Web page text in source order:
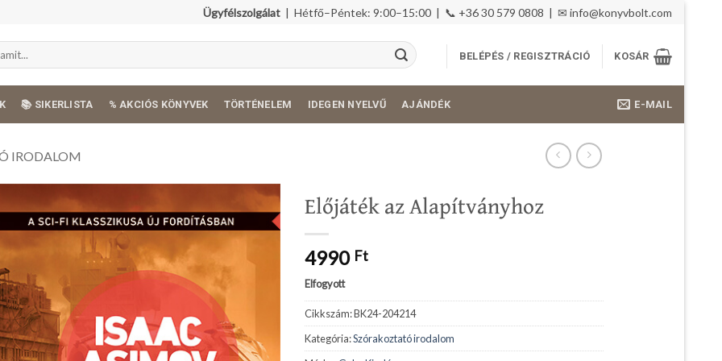
Ügyfélszolgálat | Hétfő–Péntek: 9:00–15:00 | 📞 +36 30 579 0808 | ✉ info@konyvbolt.com
BELÉPÉS / REGISZTRÁCIÓ KOSÁR
📚 SIKERLISTA % AKCIÓS KÖNYVEK TÖRTÉNELEM IDEGEN NYELVŰ AJÁNDÉK E-MAIL
IRODALOM
Előjáték az Alapítványhoz
4990 Ft
Elfogyott
Cikkszám:BK24-204214
Kategória:Szórakoztató irodalom